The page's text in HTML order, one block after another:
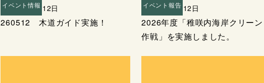
イベント情報
2026年05月12日
260512 木道ガイド実施！
イベント報告
2026年04月12日
2026年度「稚咲内海岸クリーン
作戦」を実施しました。